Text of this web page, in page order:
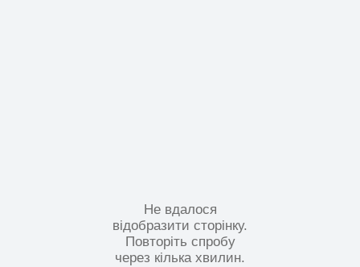
Не вдалося
відобразити сторінку.
Повторіть спробу
через кілька хвилин.